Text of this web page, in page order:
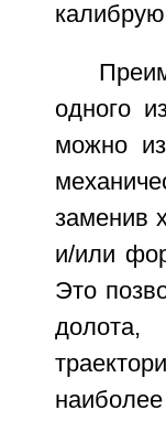
одного
можно
заменив
и/или
Это
долота,